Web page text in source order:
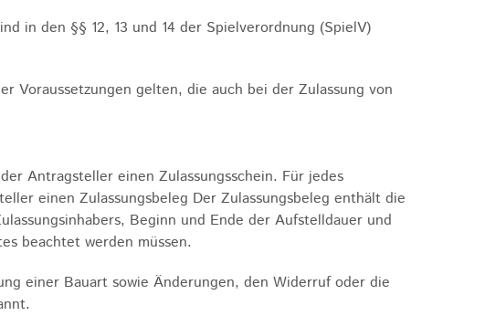
in den §§ 12, 13 und 14 der Spielverordnung (SpielV)
Voraussetzungen gelten, die auch bei der Zulassung von
Antragsteller einen Zulassungsschein. Für jedes
einen Zulassungsbeleg Der Zulassungsbeleg enthält die
Beginn und Ende der Aufstelldauer und
beachtet werden müssen.
einer Bauart sowie Änderungen, den Widerruf oder die